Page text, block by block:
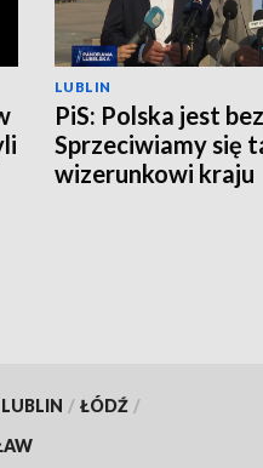
LUBLIN
PiS: Polska jest
Sprzeciwiamy się
wizerunkowi kraju
LUBLIN / ŁÓDŹ /